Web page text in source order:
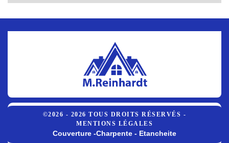
©2026 - 2026 TOUS DROITS RÉSERVÉS -
MENTIONS LÉGALES
Couverture -Charpente - Etancheite